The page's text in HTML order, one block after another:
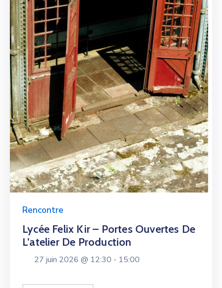
Rencontre
Lycée Felix Kir – Portes Ouvertes De
L’atelier De Production
27 juin 2026 @ 12:30 - 15:00